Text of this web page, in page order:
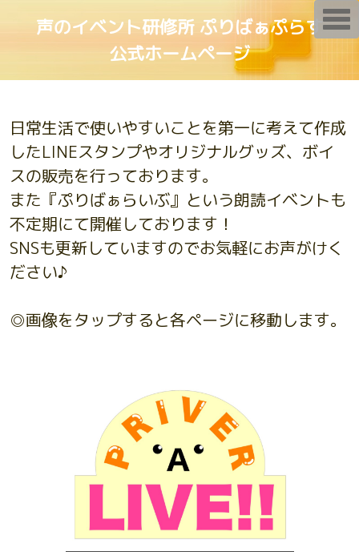
声のイベント研修所 ぷりばぁぷらす
公式ホームページ
日常生活で使いやすいことを第一に考えて作成
したLINEスタンプやオリジナルグッズ、ボイ
スの販売を行っております。
また『ぷりばぁらいぶ』という朗読イベントも
不定期にて開催しております！
SNSも更新していますのでお気軽にお声がけく
ださい♪
◎画像をタップすると各ページに移動します。
T
o
g
i
g
n